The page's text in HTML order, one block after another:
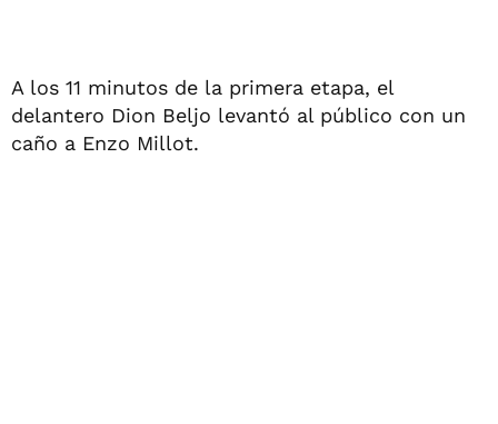
A los 11 minutos de la primera etapa, el
delantero Dion Beljo levantó al público con un
caño a Enzo Millot.